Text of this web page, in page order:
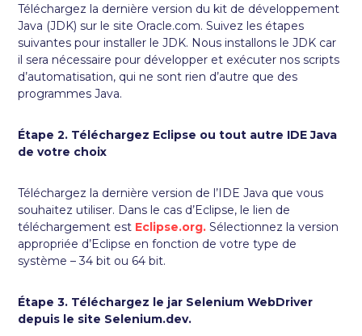
Téléchargez la dernière version du kit de développement
Java (JDK) sur le site Oracle.com. Suivez les étapes
suivantes pour installer le JDK. Nous installons le JDK car
il sera nécessaire pour développer et exécuter nos scripts
d’automatisation, qui ne sont rien d’autre que des
programmes Java.
Étape 2. Téléchargez Eclipse ou tout autre IDE Java
de votre choix
Téléchargez la dernière version de l’IDE Java que vous
souhaitez utiliser. Dans le cas d’Eclipse, le lien de
téléchargement est Eclipse.org. Sélectionnez la version
appropriée d’Eclipse en fonction de votre type de
système – 34 bit ou 64 bit.
Étape 3. Téléchargez le jar Selenium WebDriver
depuis le site Selenium.dev.